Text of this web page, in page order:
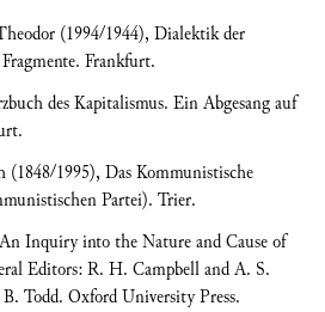
(1994/1944), Dialektik der
Frankfurt.
des Kapitalismus. Ein Abgesang auf
1995), Das Kommunistische
Partei). Trier.
Inquiry into the Nature and Cause of
Editors: R. H. Campbell and A. S.
Todd. Oxford University Press.